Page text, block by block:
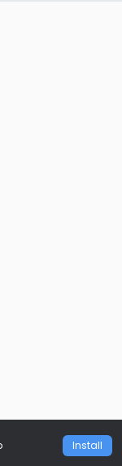
Install